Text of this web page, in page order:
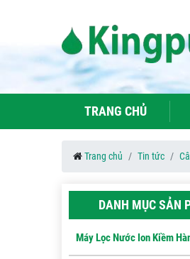
TRANG CHỦ
Trang chủ Tin tức
DANH MỤC SẢN
Máy Lọc Nước Ion Kiềm